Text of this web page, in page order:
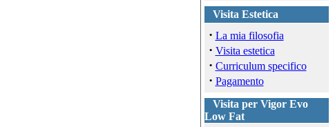
Visita Estetica
· La mia filosofia
· Visita estetica
· Curriculum specifico
· Pagamento
Visita per Vigor Evo
Low Fat